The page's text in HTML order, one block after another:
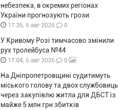
небезпека, в окремих регіонах
України прогнозують грози
17:35, 6 авг 2026 0
У Кривому Розі тимчасово змінили
рух тролейбуса №44
17:04, 6 авг 2026 0
На Дніпропетровщині судитимуть
міського голову та двох службовиць
через закупівлю житла для ДБСТ із
майже 5 млн грн збитків